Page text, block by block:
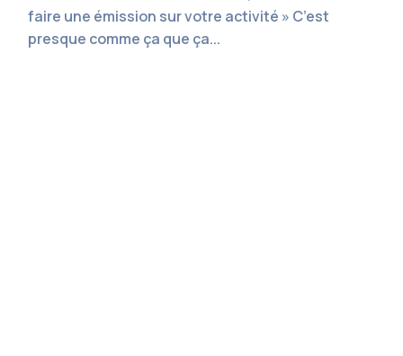
faire une émission sur votre activité » C’est
presque comme ça que ça...